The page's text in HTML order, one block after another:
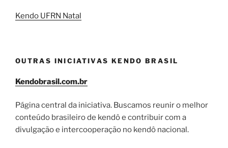
Kendo UFRN Natal
OUTRAS INICIATIVAS KENDO BRASIL
Kendobrasil.com.br
Página central da iniciativa. Buscamos reunir o melhor
conteúdo brasileiro de kendô e contribuir com a
divulgação e intercooperação no kendô nacional.